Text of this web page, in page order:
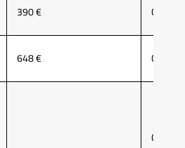
390 €
CARPV
648 €
CAVP